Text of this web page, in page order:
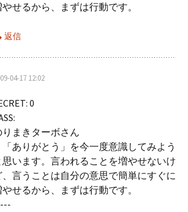
せるから、まずは行動です。
返信
04-17 12:02
0
りまきターボさん
「ありがとう」を今一度意識してみよう
思います。言われることを増やせないけ
、言うことは自分の意思で簡単にすぐに
せるから、まずは行動です。